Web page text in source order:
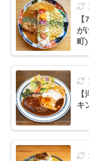
が
町)
キ